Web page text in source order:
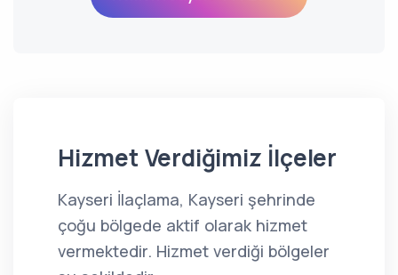
Hizmet Verdiğimiz İlçeler
Kayseri İlaçlama, Kayseri şehrinde
çoğu bölgede aktif olarak hizmet
vermektedir. Hizmet verdiği bölgeler